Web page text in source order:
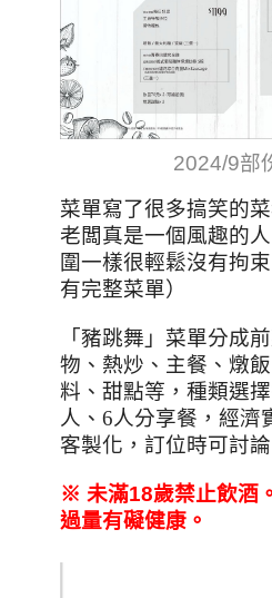
2024/9部
菜單寫了很多搞笑的
老闆真是一個風趣的
圍一樣很輕鬆沒有拘
有完整菜單）
「豬跳舞」菜單分成
物、熱炒、主餐、燉
料、甜點等，種類選
人、 6人分享餐，經濟
客製化，訂位時可討論
※ 未滿18歲禁止飲酒
過量有礙健康。